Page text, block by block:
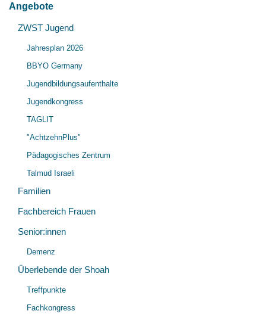
Angebote
ZWST Jugend
Jahresplan 2026
BBYO Germany
Jugendbildungsaufenthalte
Jugendkongress
TAGLIT
"AchtzehnPlus"
Pädagogisches Zentrum
Talmud Israeli
Familien
Fachbereich Frauen
Senior:innen
Demenz
Überlebende der Shoah
Treffpunkte
Fachkongress